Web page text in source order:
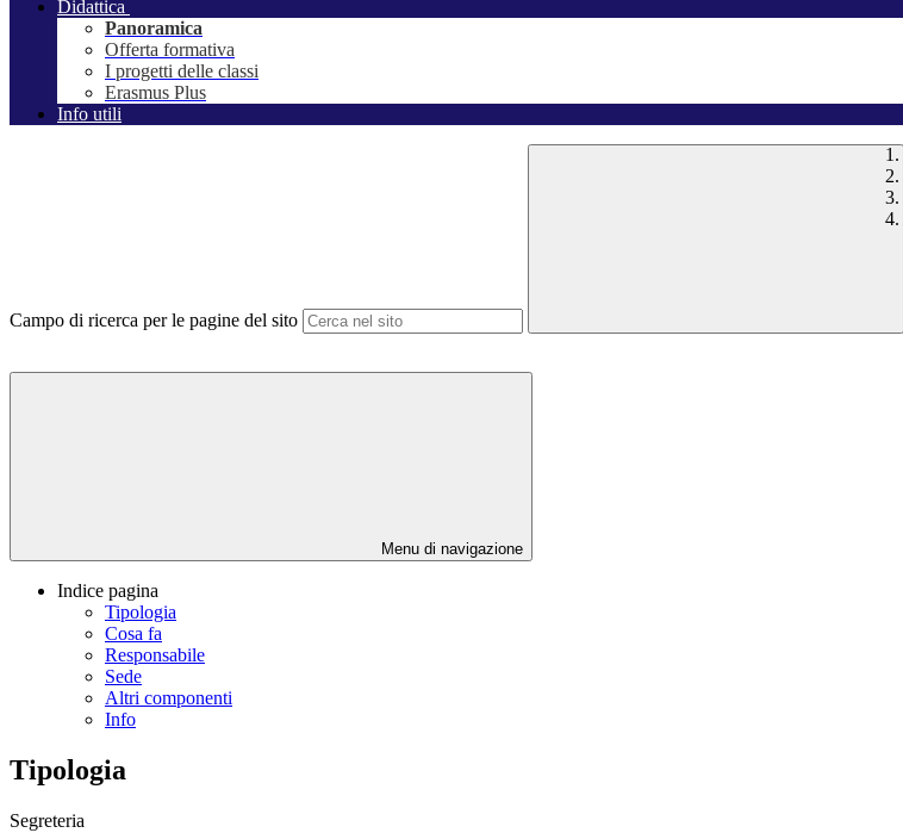
Didattica
Panoramica
Offerta formativa
I progetti delle classi
Erasmus Plus
Info utili
Campo di ricerca per le pagine del sito
Menu di navigazione
Indice pagina
Tipologia
Cosa fa
Responsabile
Sede
Altri componenti
Info
Tipologia
Segreteria